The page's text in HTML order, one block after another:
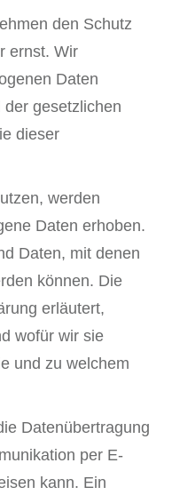
den Schutz
ernst. Wir
Daten
gesetzlichen
dieser
werden
Daten erhoben.
Daten, mit denen
können. Die
erläutert,
wofür wir sie
und zu welchem
Datenübertragung
per E-
kann. Ein